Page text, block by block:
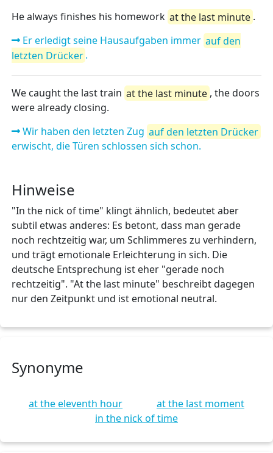
He always finishes his homework at the last minute .
Er erledigt seine Hausaufgaben immer auf den
letzten Drücker.
We caught the last train at the last minute , the doors
were already closing.
Wir haben den letzten Zug auf den letzten Drücker
erwischt, die Türen schlossen sich schon.
Hinweise
"In the nick of time" klingt ähnlich, bedeutet aber
subtil etwas anderes: Es betont, dass man gerade
noch rechtzeitig war, um Schlimmeres zu verhindern,
und trägt emotionale Erleichterung in sich. Die
deutsche Entsprechung ist eher "gerade noch
rechtzeitig". "At the last minute" beschreibt dagegen
nur den Zeitpunkt und ist emotional neutral.
Synonyme
at the eleventh hour
at the last moment
in the nick of time